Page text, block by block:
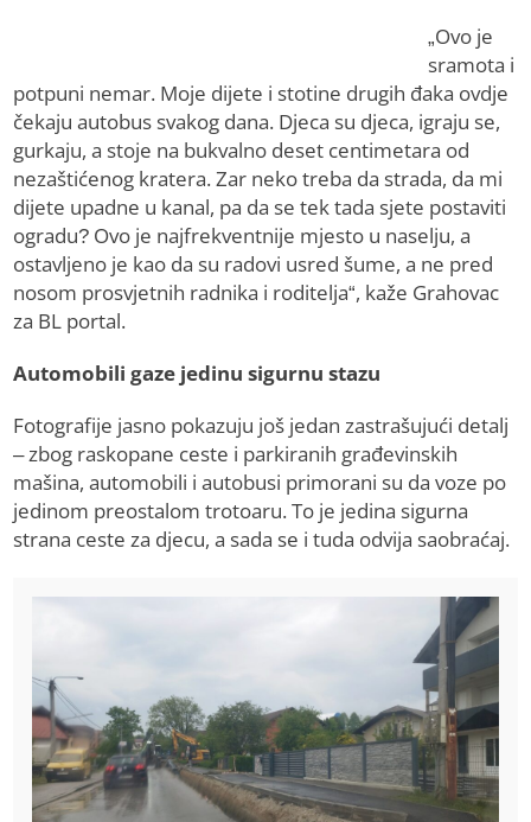
„Ovo je
sramota i
potpuni nemar. Moje dijete i stotine drugih đaka ovdje
čekaju autobus svakog dana. Djeca su djeca, igraju se,
gurkaju, a stoje na bukvalno deset centimetara od
nezaštićenog kratera. Zar neko treba da strada, da mi
dijete upadne u kanal, pa da se tek tada sjete postaviti
ogradu? Ovo je najfrekventnije mjesto u naselju, a
ostavljeno je kao da su radovi usred šume, a ne pred
nosom prosvjetnih radnika i roditelja“, kaže Grahovac
za BL portal.
Automobili gaze jedinu sigurnu stazu
Fotografije jasno pokazuju još jedan zastrašujući detalj
– zbog raskopane ceste i parkiranih građevinskih
mašina, automobili i autobusi primorani su da voze po
jedinom preostalom trotoaru. To je jedina sigurna
strana ceste za djecu, a sada se i tuda odvija saobraćaj.